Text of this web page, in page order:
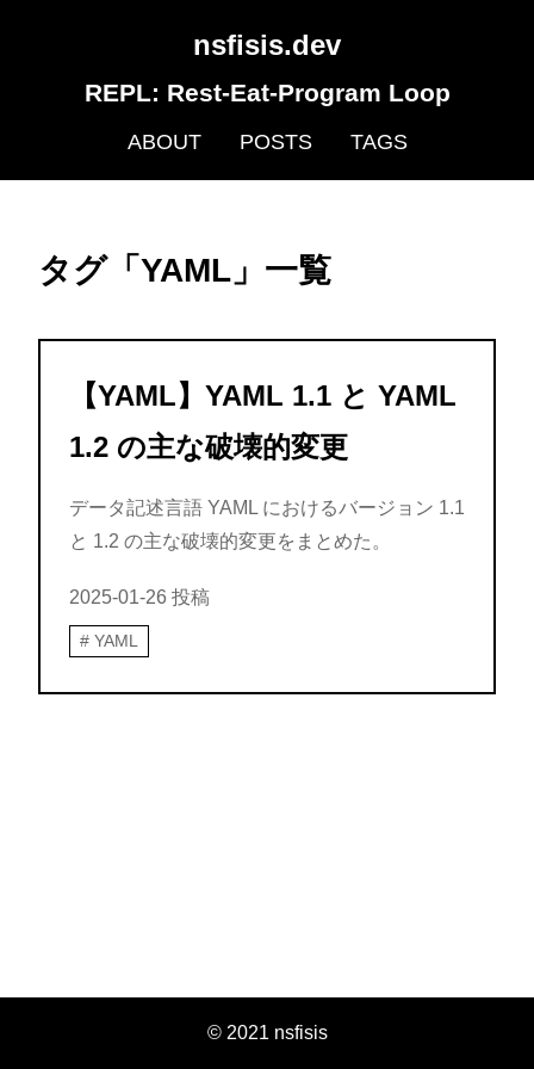
nsfisis.dev
REPL: Rest-Eat-Program Loop
ABOUT POSTS TAGS
タグ「YAML」一覧
【YAML】YAML 1.1 と YAML
1.2 の主な破壊的変更
データ記述言語 YAML におけるバージョン 1.1
と 1.2 の主な破壊的変更をまとめた。
2025-01-26 投稿
YAML
© 2021 nsfisis